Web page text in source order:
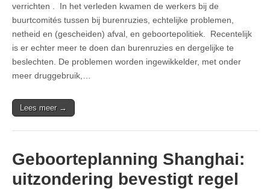
verrichten . In het verleden kwamen de werkers bij de
buurtcomités tussen bij burenruzies, echtelijke problemen,
netheid en (gescheiden) afval, en geboortepolitiek. Recentelijk
is er echter meer te doen dan burenruzies en dergelijke te
beslechten. De problemen worden ingewikkelder, met onder
meer druggebruik,…
Lees meer →
Geboorteplanning Shanghai:
uitzondering bevestigt regel